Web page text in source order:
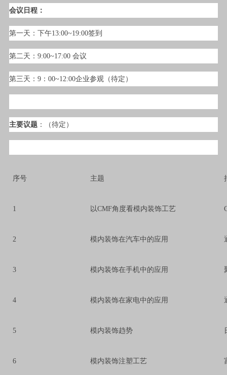
会议日程：
第一天：下午13:00~19:00签到
第二天：9:00~17:00 会议
第三天：9：00~12:00企业参观（待定）
主要议题 ：（待定）
序号 主题
1 以CMF角度看模内装饰工艺
2 模内装饰在汽车中的应用
3 模内装饰在手机中的应用
4 模内装饰在家电中的应用
5 模内装饰趋势
6 模内装饰注塑工艺